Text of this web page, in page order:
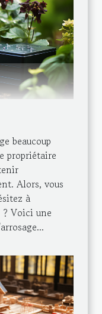
beaucoup
propriétaire
Alors, vous
à
? Voici une